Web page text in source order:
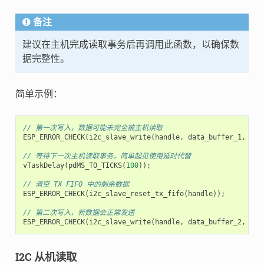
备注
建议在主机完成读取事务后再调用此函数，以确保数
据完整性。
简单示例：
// 第一次写入，数据可能未完全被主机读取
ESP_ERROR_CHECK( i2c_slave_write( handle, data_buffer_1,
// 等待下一次主机读取事务，简单起见使用延时代替
vTaskDelay( pdMS_TO_TICKS( 100));
// 清空 TX FIFO 中的剩余数据
ESP_ERROR_CHECK( i2c_slave_reset_tx_fifo( handle));
// 第二次写入，新数据会正常发送
ESP_ERROR_CHECK( i2c_slave_write( handle, data_buffer_2,
I2C 从机读取